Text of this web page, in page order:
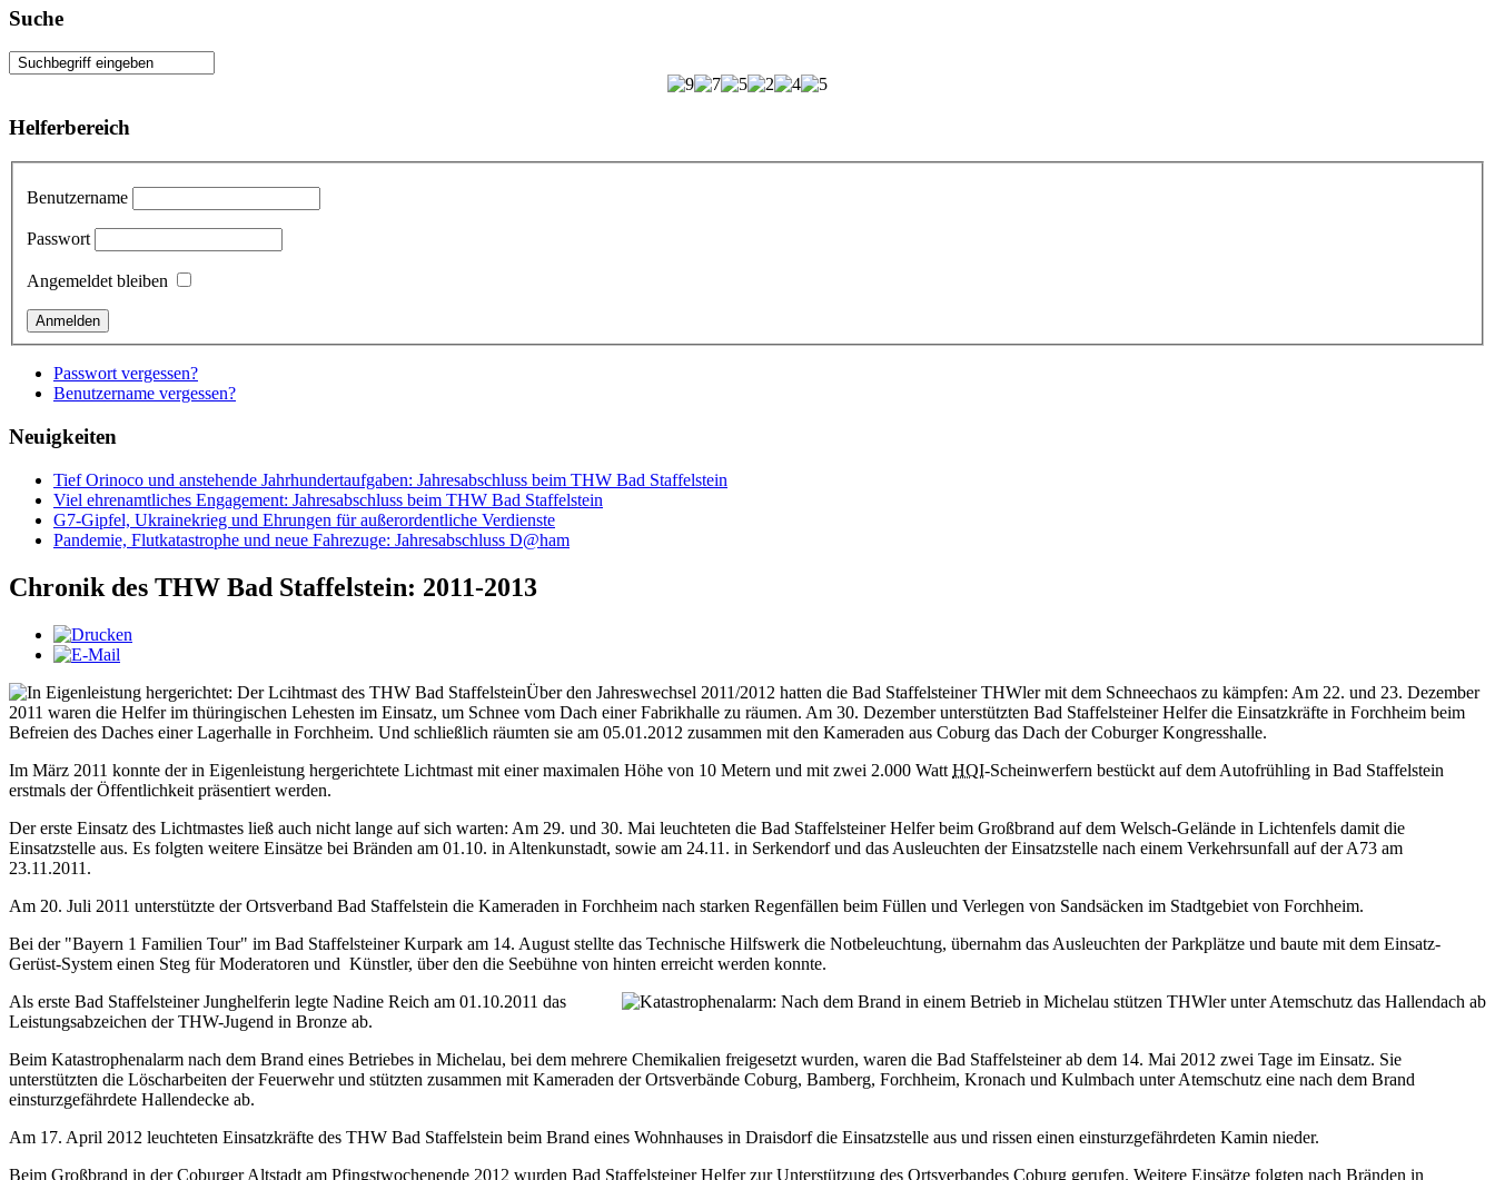
Suche
Helferbereich
Benutzername
Passwort
Angemeldet bleiben
Passwort vergessen?
Benutzername vergessen?
Neuigkeiten
Tief Orinoco und anstehende Jahrhundertaufgaben: Jahresabschluss beim THW Bad Staffelstein
Viel ehrenamtliches Engagement: Jahresabschluss beim THW Bad Staffelstein
G7-Gipfel, Ukrainekrieg und Ehrungen für außerordentliche Verdienste
Pandemie, Flutkatastrophe und neue Fahrezuge: Jahresabschluss D@ham
Chronik des THW Bad Staffelstein: 2011-2013
Über den Jahreswechsel 2011/2012 hatten die Bad Staffelsteiner THWler mit dem Schneechaos zu kämpfen: Am 22. und 23. Dezember
2011 waren die Helfer im thüringischen Lehesten im Einsatz, um Schnee vom Dach einer Fabrikhalle zu räumen. Am 30. Dezember unterstützten Bad Staffelsteiner Helfer die Einsatzkräfte in Forchheim beim
Befreien des Daches einer Lagerhalle in Forchheim. Und schließlich räumten sie am 05.01.2012 zusammen mit den Kameraden aus Coburg das Dach der Coburger Kongresshalle.
Im März 2011 konnte der in Eigenleistung hergerichtete Lichtmast mit einer maximalen Höhe von 10 Metern und mit zwei 2.000 Watt HQI-Scheinwerfern bestückt auf dem Autofrühling in Bad Staffelstein
erstmals der Öffentlichkeit präsentiert werden.
Der erste Einsatz des Lichtmastes ließ auch nicht lange auf sich warten: Am 29. und 30. Mai leuchteten die Bad Staffelsteiner Helfer beim Großbrand auf dem Welsch-Gelände in Lichtenfels damit die
Einsatzstelle aus. Es folgten weitere Einsätze bei Bränden am 01.10. in Altenkunstadt, sowie am 24.11. in Serkendorf und das Ausleuchten der Einsatzstelle nach einem Verkehrsunfall auf der A73 am
23.11.2011.
Am 20. Juli 2011 unterstützte der Ortsverband Bad Staffelstein die Kameraden in Forchheim nach starken Regenfällen beim Füllen und Verlegen von Sandsäcken im Stadtgebiet von Forchheim.
Bei der "Bayern 1 Familien Tour" im Bad Staffelsteiner Kurpark am 14. August stellte das Technische Hilfswerk die Notbeleuchtung, übernahm das Ausleuchten der Parkplätze und baute mit dem Einsatz-
Gerüst-System einen Steg für Moderatoren und Künstler, über den die Seebühne von hinten erreicht werden konnte.
Als erste Bad Staffelsteiner Junghelferin legte Nadine Reich am 01.10.2011 das
Leistungsabzeichen der THW-Jugend in Bronze ab.
Beim Katastrophenalarm nach dem Brand eines Betriebes in Michelau, bei dem mehrere Chemikalien freigesetzt wurden, waren die Bad Staffelsteiner ab dem 14. Mai 2012 zwei Tage im Einsatz. Sie
unterstützten die Löscharbeiten der Feuerwehr und stützten zusammen mit Kameraden der Ortsverbände Coburg, Bamberg, Forchheim, Kronach und Kulmbach unter Atemschutz eine nach dem Brand
einsturzgefährdete Hallendecke ab.
Am 17. April 2012 leuchteten Einsatzkräfte des THW Bad Staffelstein beim Brand eines Wohnhauses in Draisdorf die Einsatzstelle aus und rissen einen einsturzgefährdeten Kamin nieder.
Beim Großbrand in der Coburger Altstadt am Pfingstwochenende 2012 wurden Bad Staffelsteiner Helfer zur Unterstützung des Ortsverbandes Coburg gerufen. Weitere Einsätze folgten nach Bränden in